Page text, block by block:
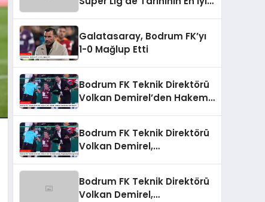
Galatasaray, Bodrum FK’yı
1-0 Mağlup Etti
Bodrum FK Teknik Direktörü
Volkan Demirel’den Hakem
Bodrum FK Teknik Direktörü
Volkan Demirel,
Bodrum FK Teknik Direktörü
Volkan Demirel,